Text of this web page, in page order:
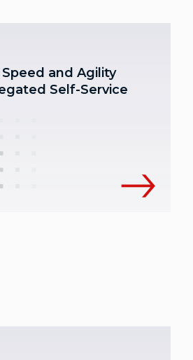
and Agility
Self-Service